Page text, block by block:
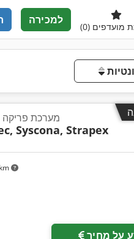
למכירה
מועדפים (0)
מערכת
Syscona, Strapex
על מחיר